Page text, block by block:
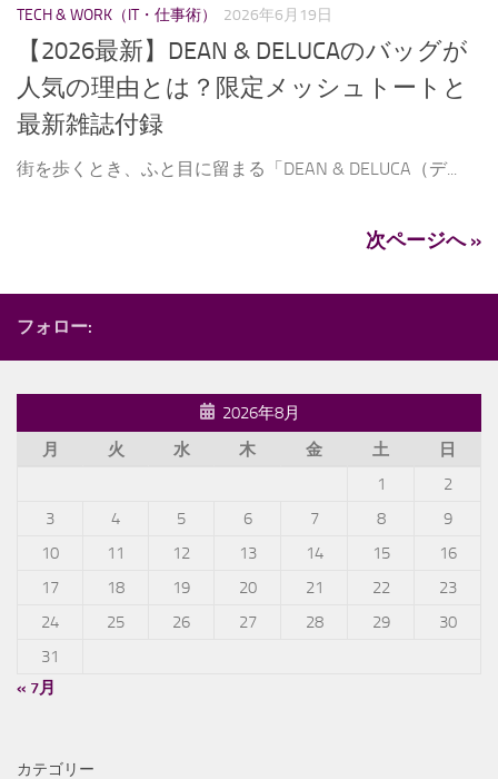
TECH & WORK（IT・仕事術） 2026年6月19日
【2026最新】DEAN & DELUCAのバッグが
人気の理由とは？限定メッシュトートと
最新雑誌付録
街を歩くとき、ふと目に留まる「DEAN & DELUCA（デ...
次ページへ »
フォロー:
2026年8月
月
火 水 木 金 土
日
1
2
3
4 5 6 7 8
9
10
11 12 13 14 15
16
17
18 19 20 21 22
23
24
25 26 27 28 29
30
31
« 7月
カテゴリー